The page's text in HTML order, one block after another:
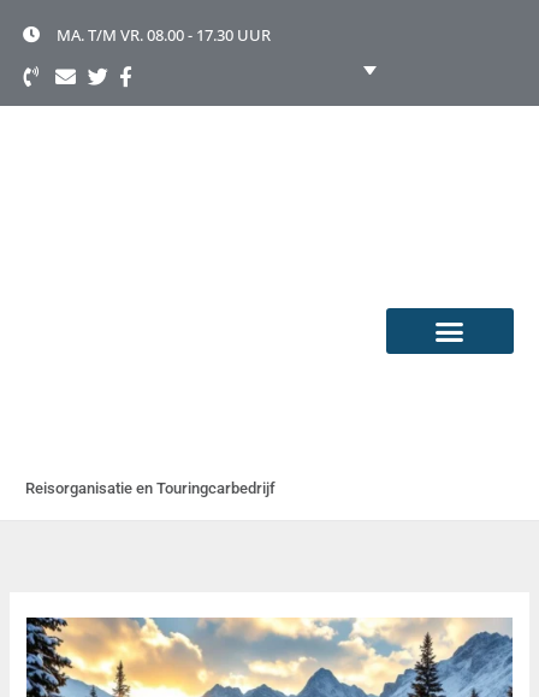
naar
inhoud
MA. T/M VR. 08.00 - 17.30 UUR
Reisorganisatie en Touringcarbedrijf